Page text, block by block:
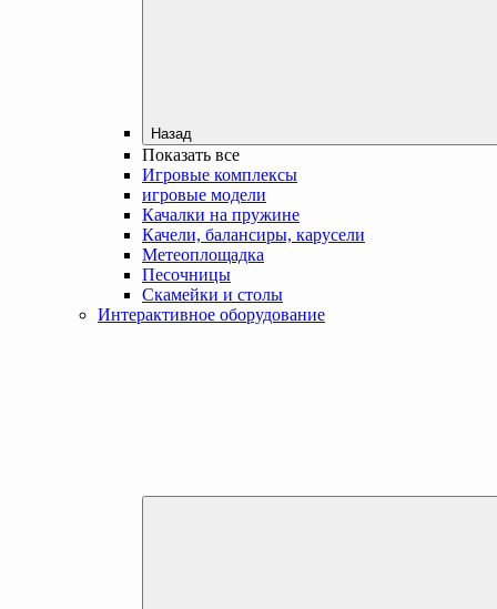
Назад
Показать все
Игровые комплексы
игровые модели
Качалки на пружине
Качели, балансиры, карусели
Метеоплощадка
Песочницы
Скамейки и столы
Интерактивное оборудование